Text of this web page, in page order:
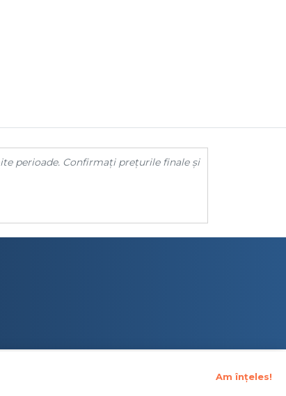
Am înțeles!
perioade. Confirmați prețurile finale și